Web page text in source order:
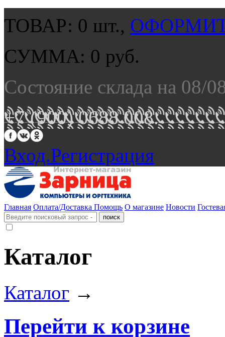
ТОВАР: 0 шт.,
СУММА: 0 руб.
Состояние склада на 08/
+7 (900) 0688 008.
Вход.Регистрация
Главная Оплата/Доставка Помощь О магазине Новости
Каталог
Каталог →
Перейти к корзине